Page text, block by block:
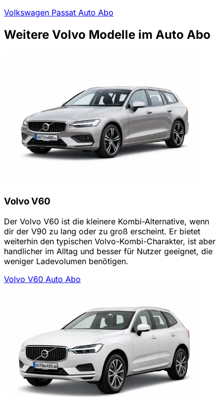
Volkswagen Passat Auto Abo
Weitere Volvo Modelle im Auto Abo
Volvo V60
Der Volvo V60 ist die kleinere Kombi-Alternative, wenn
dir der V90 zu lang oder zu groß erscheint. Er bietet
weiterhin den typischen Volvo-Kombi-Charakter, ist aber
handlicher im Alltag und besser für Nutzer geeignet, die
weniger Ladevolumen benötigen.
Volvo V60 Auto Abo